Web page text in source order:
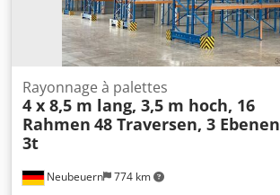
Neubeuern 774 km
Rayonnage à palettes
4 x 8,5 m lang, 3,5 m hoch, 16
Rahmen 48 Traversen, 3 Ebenen
3t